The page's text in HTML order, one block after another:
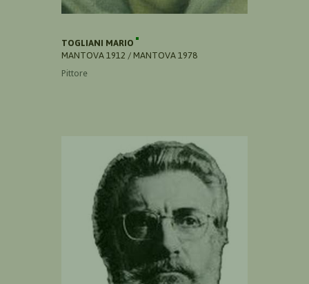
TOGLIANI MARIO
MANTOVA 1912 / MANTOVA 1978
Pittore